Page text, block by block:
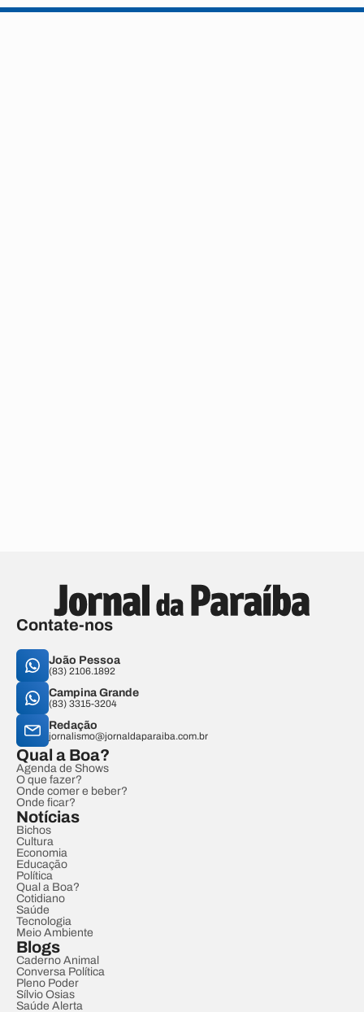
Contate-nos
João Pessoa
(83) 2106.1892
Campina Grande
(83) 3315-3204
Redação
jornalismo@jornaldaparaiba.com.br
Qual a Boa?
Agenda de Shows
O que fazer?
Onde comer e beber?
Onde ficar?
Notícias
Bichos
Cultura
Economia
Educação
Política
Qual a Boa?
Cotidiano
Saúde
Tecnologia
Meio Ambiente
Blogs
Caderno Animal
Conversa Política
Pleno Poder
Sílvio Osias
Saúde Alerta